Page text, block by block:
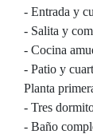
- Entrada y
- Salita y
- Cocina
- Patio y
Planta
- Tres
- Baño